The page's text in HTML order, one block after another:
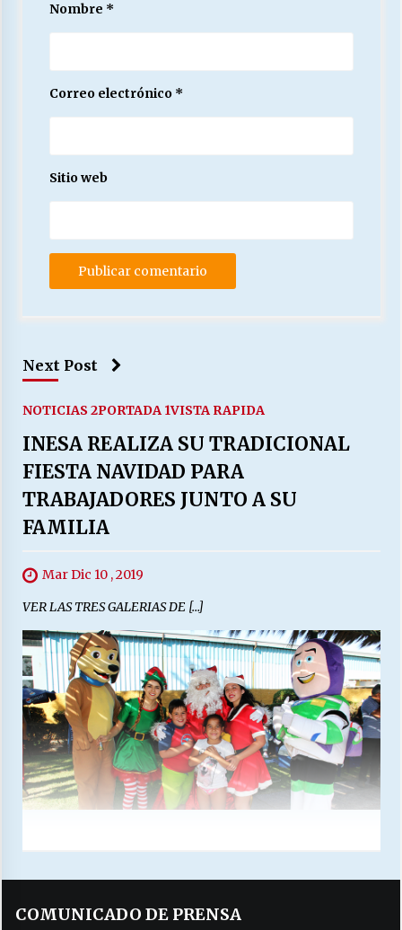
Nombre *
Correo electrónico *
Sitio web
Next Post
NOTICIAS 2PORTADA 1VISTA RAPIDA
INESA REALIZA SU TRADICIONAL
FIESTA NAVIDAD PARA
TRABAJADORES JUNTO A SU
FAMILIA
Mar Dic 10 , 2019
VER LAS TRES GALERIAS DE […]
COMUNICADO DE PRENSA